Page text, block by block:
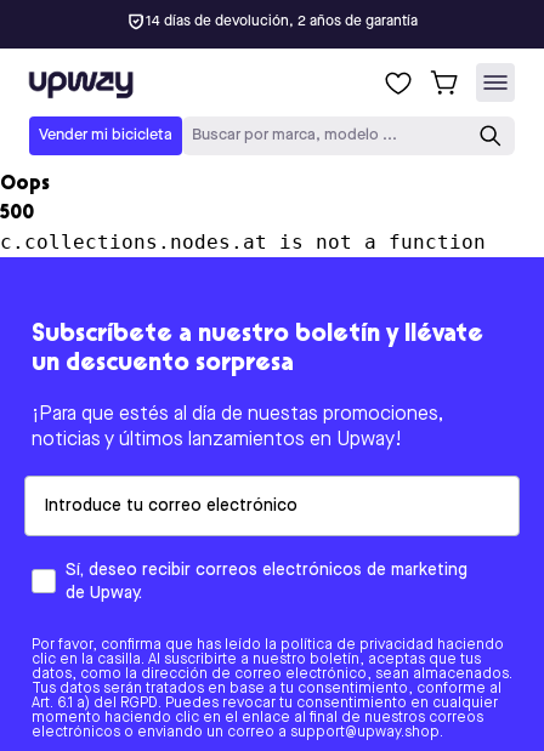
14 días de devolución, 2 años de garantía
Upway
Vender mi bicicleta Buscar por marca, modelo ...
Oops
500
c.collections.nodes.at is not a function
Subscríbete a nuestro boletín y llévate
un descuento sorpresa
¡Para que estés al día de nuestas promociones,
noticias y últimos lanzamientos en Upway!
Sí, deseo recibir correos electrónicos de marketing
de Upway.
Por favor, confirma que has leído la política de privacidad haciendo
clic en la casilla. Al suscribirte a nuestro boletín, aceptas que tus
datos, como la dirección de correo electrónico, sean almacenados.
Tus datos serán tratados en base a tu consentimiento, conforme al
Art. 6.1 a) del RGPD. Puedes revocar tu consentimiento en cualquier
momento haciendo clic en el enlace al final de nuestros correos
electrónicos o enviando un correo a support@upway.shop.